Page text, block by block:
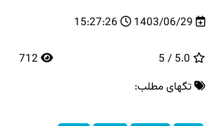
1403/06/29
15:27:26
تگهای مطلب: